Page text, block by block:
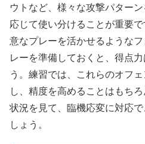
ウトなど、様々な攻撃パター
応じて使い分けることが重要
意なプレーを活かせるような
レーを準備しておくと、得点
う。練習では、これらのオフ
し、精度を高めることはもち
状況を見て、臨機応変に対応
しょう。